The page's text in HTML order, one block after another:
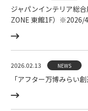
ジャパンインテリア総
ZONE 東館1F）※2026/
2026.02.13 NEWS
「アフター万博みらい